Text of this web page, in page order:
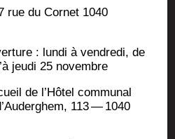
rue du Cor­net 1040
: lun­di à ven­dre­di, de
jeu­di 25 novembre
de l’Hô­tel com­mu­nal
113 — 1040